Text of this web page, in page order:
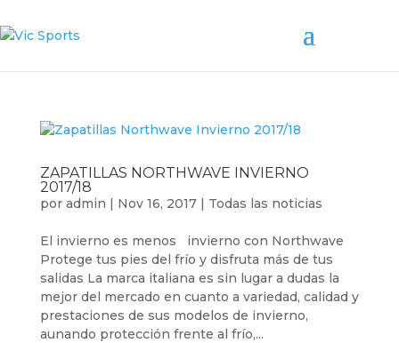
ZAPATILLAS NORTHWAVE INVIERNO
2017/18
por admin | Nov 16, 2017| Todas las noticias
El invierno es menos invierno con Northwave
Protege tus pies del frío y disfruta más de tus
salidas La marca italiana es sin lugar a dudas la
mejor del mercado en cuanto a variedad, calidad y
prestaciones de sus modelos de invierno,
aunando protección frente al frío,...